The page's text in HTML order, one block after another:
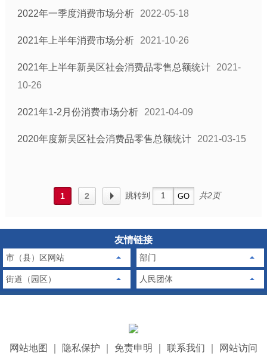
2022年一季度消费市场分析 2022-05-18
2021年上半年消费市场分析 2021-10-26
2021年上半年新吴区社会消费品零售总额统计
2021-
10-26
2021年1-2月份消费市场分析 2021-04-09
2020年度新吴区社会消费品零售总额统计 2021-03-15
1 2 跳转到 共2页
友情链接
市（县）区网站 部门
街道（园区） 人民团体
网站地图 隐私保护 免责申明 联系我们 网站访问